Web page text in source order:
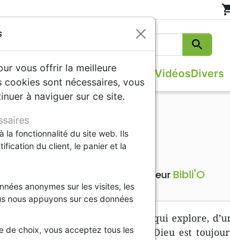
search
Français fondamental
Autres versions
Bibles d'étude
Nouveaux Testaments
Livres
Témoignages, biographies
Romans
Bandes dessinées
Prière, adoration, louange
Jeunesse
Enseignement jeunesse
Livres d'activités
CD Jeunesse
Musique
Compilations
Recueils et partitions
Vidéos
Documentaires, reportages
Divers
Accessoires de Bible
prie
Editeur Bibli'O
Détails du produit
est un charmant livre illustré qui explore,
les jeunes enfants, comment Dieu est
vous offrir la meilleure
sont nécessaires, vous
à naviguer sur ce site.
la fonctionnalité du site web. Ils
du client, le panier et la
anonymes sur les visites, les
nous appuyons sur ces données
de choix, vous acceptez tous les